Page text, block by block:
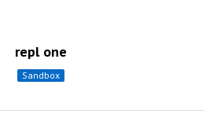
repl one
sandbox